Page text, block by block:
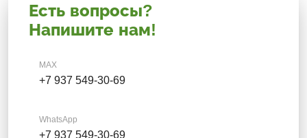
Есть вопросы?
Напишите нам!
MAX
+7 937 549-30-69
WhatsApp
+7 937 549-30-69